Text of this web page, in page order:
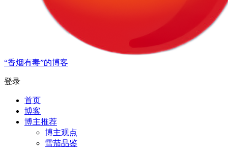
“香烟有毒”的博客
登录
首页
博客
博主推荐
博主观点
雪茄品鉴